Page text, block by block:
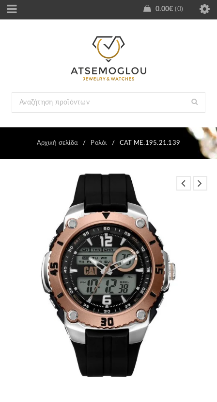
0.00€ 0
Αρχική σελίδα / Ρολόι / CAT ME.195.21.139